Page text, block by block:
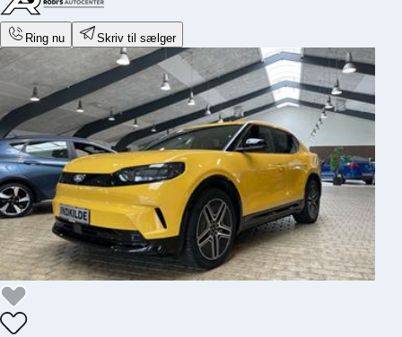
Ring nu Skriv til sælger